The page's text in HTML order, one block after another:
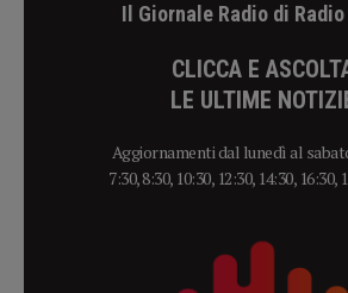
Il Giornale Radio di Radio
CLICCA E
LE ULTIME
Aggiornamenti dal lunedì al
7:30, 8:30, 10:30, 12:30, 14:30, 16:30,